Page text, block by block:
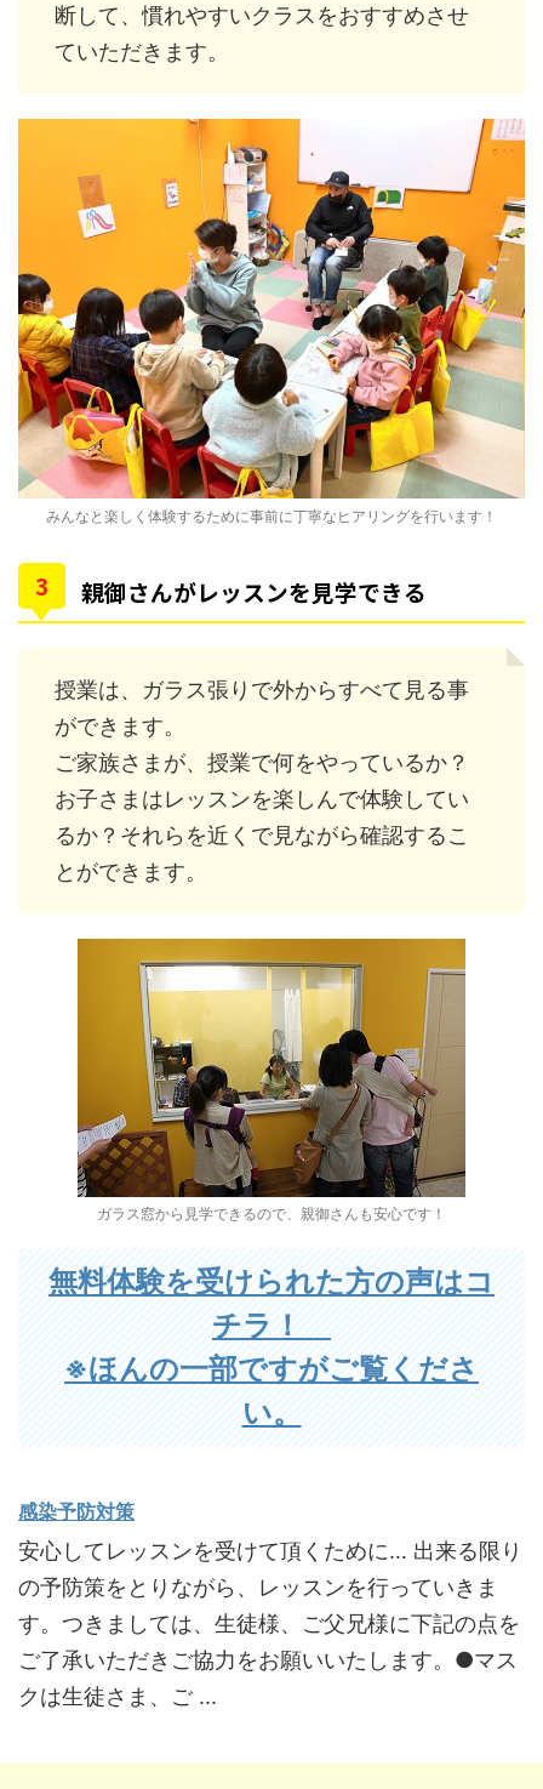
断して、慣れやすいクラスをおすすめさせ
ていただきます。
みんなと楽しく体験するために事前に丁寧なヒアリングを行います！
親御さんがレッスンを見学できる
授業は、ガラス張りで外からすべて見る事
ができます。
ご家族さまが、授業で何をやっているか？
お子さまはレッスンを楽しんで体験してい
るか？それらを近くで見ながら確認するこ
とができます。
ガラス窓から見学できるので、親御さんも安心です！
無料体験を受けられた方の声はコ
チラ！
※ほんの一部ですがご覧くださ
い。
感染予防対策
安心してレッスンを受けて頂くために… 出来る限り
の予防策をとりながら、レッスンを行っていきま
す。つきましては、生徒様、ご父兄様に下記の点を
ご了承いただきご協力をお願いいたします。●マス
クは生徒さま、ご ...